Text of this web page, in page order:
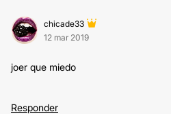
chicade33
12 mar 2019
joer que miedo
Responder